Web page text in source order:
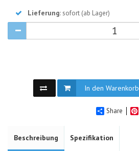
Lieferung: sofort (ab Lager)
In den Warenkorb
Share
Beschreibung Spezifikation